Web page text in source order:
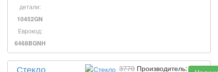
детали:
10452GN
Еврокод:
6468BGNH
Стекло
3770 Производитель: